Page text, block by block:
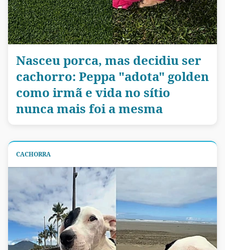
Nasceu porca, mas decidiu ser
cachorro: Peppa "adota" golden
como irmã e vida no sítio
nunca mais foi a mesma
CACHORRA